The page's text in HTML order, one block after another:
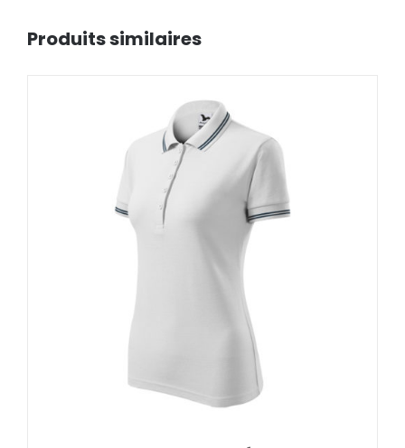
Produits similaires